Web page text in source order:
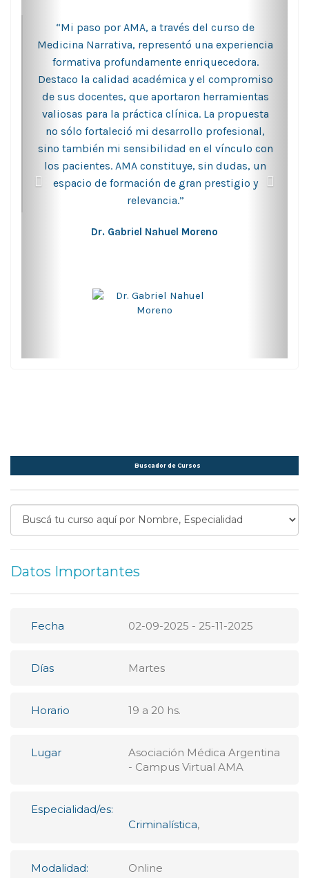
“Mi paso por AMA, a través del curso de
Medicina Narrativa, representó una experiencia
formativa profundamente enriquecedora.
Destaco la calidad académica y el compromiso
de sus docentes, que aportaron herramientas
valiosas para la práctica clínica. La propuesta
no sólo fortaleció mi desarrollo profesional,
sino también mi sensibilidad en el vínculo con
los pacientes. AMA constituye, sin dudas, un
espacio de formación de gran prestigio y
relevancia.”
Dr. Gabriel Nahuel Moreno
Buscador de Cursos
Datos Importantes
Fecha 02-09-2025 - 25-11-2025
Días Martes
Horario 19 a 20 hs.
Lugar
Asociación Médica Argentina
- Campus Virtual AMA
Especialidad/es:
Criminalística,
Modalidad: Online